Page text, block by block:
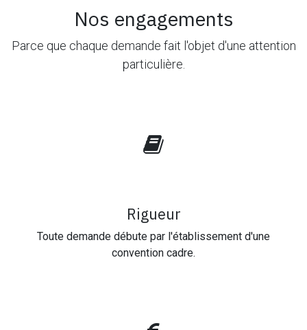
Nos engagements
Parce que chaque demande fait l'objet d'une attention
particulière.
Rigueur
Toute demande débute par l'établissement d'une
convention cadre.